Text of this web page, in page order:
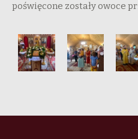
poświęcone zostały owoce